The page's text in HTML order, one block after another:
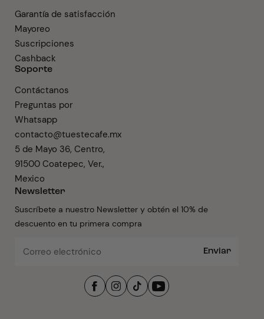
Garantía de satisfacción
Mayoreo
Suscripciones
Cashback
Soporte
Contáctanos
Preguntas por
Whatsapp
contacto@tuestecafe.mx
5 de Mayo 36, Centro,
91500 Coatepec, Ver.,
Mexico
Newsletter
Suscríbete a nuestro Newsletter y obtén el 10% de
descuento en tu primera compra
Enviar